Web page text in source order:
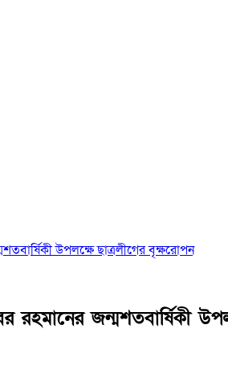
উপলক্ষে ছাত্রলীগের বৃক্ষরোপন
জন্মশতবার্ষিকী